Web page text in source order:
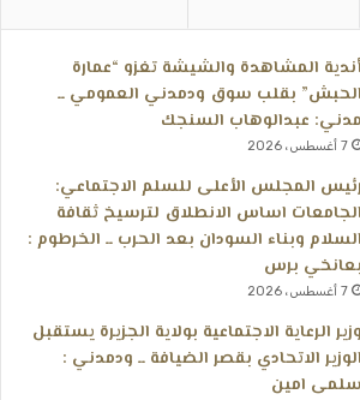
أندية المشاهدة والشيشة تغزو “عمارة
الحبش” بقلب سوق ودمدني العمومي ــ
مدني: عبدالوهاب السنجك
7 أغسطس، 2026
رئيس المجلس الأعلى للسلم الاجتماعي:
الجامعات اساس الانطلاق لترسيخ ثقافة
السلام وبناء السودان بعد الحرب ــ الخرطوم :
بعانخي برس
7 أغسطس، 2026
وزير الرعاية الاجتماعية بولاية الجزيرة يستقبل
الوزير الاتحادي بقصر الضيافة ــ ودمدني :
سلمى امين